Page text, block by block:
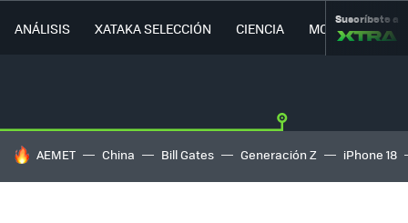
ANÁLISIS XATAKA SELECCIÓN CIENCIA MOVILIDAD
Suscríbete a
HOY SE HABLA DE
AEMET China Bill Gates Generación Z iPhone 18